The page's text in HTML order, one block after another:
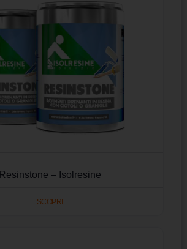
Resinstone – Isolresine
SCOPRI